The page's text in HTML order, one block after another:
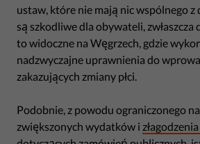
ustaw, które nie mają nic wspólnego z
są szkodliwe dla obywateli, zwłaszcza
to widoczne na Węgrzech, gdzie
nadzwyczajne uprawnienia do
zakazujących zmiany płci.
Podobnie, z powodu ograniczonego
zwiększonych wydatków i